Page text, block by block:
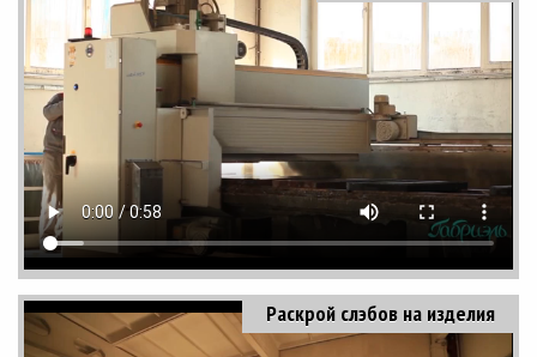
Раскрой слэбов на изделия